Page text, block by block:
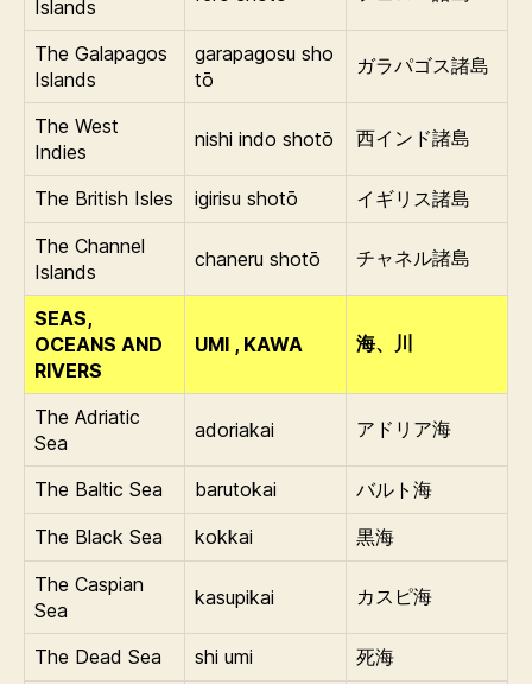
Islands
The Galapagos
Islands
garapagosu sho
tō
ガラパゴス諸島
The West
Indies
nishi indo shotō 西インド諸島
The British Isles igirisu shotō イギリス諸島
The Channel
Islands
chaneru shotō チャネル諸島
SEAS,
OCEANS AND
RIVERS
UMI , KAWA 海、川
The Adriatic
Sea
adoriakai アドリア海
The Baltic Sea barutokai バルト海
The Black Sea kokkai 黒海
The Caspian
Sea
kasupikai カスピ海
The Dead Sea shi umi 死海